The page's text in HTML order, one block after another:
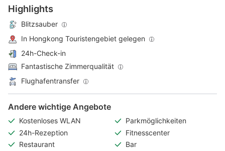
Highlights
Blitzsauber
In Hongkong Touristengebiet gelegen
24h-Check-in
Fantastische Zimmerqualität
Flughafentransfer
Andere wichtige Angebote
Kostenloses WLAN
Parkmöglichkeiten
24h-Rezeption
Fitnesscenter
Restaurant
Bar